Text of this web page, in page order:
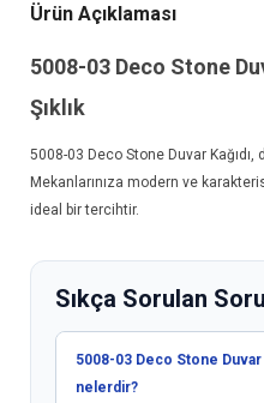
Ürün Açıklaması
5008-03 Deco Stone
Şıklık
5008-03 Deco Stone Duvar Kağıdı
Mekanlarınıza modern ve
ideal bir tercihtir.
Sıkça Sorulan
5008-03 Deco Stone
nelerdir?